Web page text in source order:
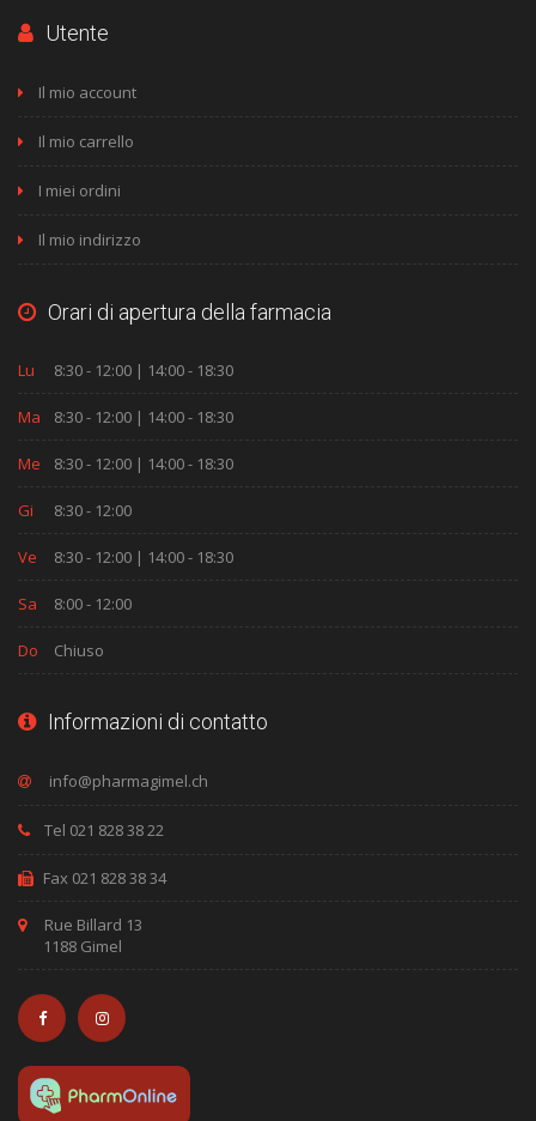
Utente
Il mio account
Il mio carrello
I miei ordini
Il mio indirizzo
Orari di apertura della farmacia
Lu 8:30 - 12:00 | 14:00 - 18:30
Ma 8:30 - 12:00 | 14:00 - 18:30
Me 8:30 - 12:00 | 14:00 - 18:30
Gi 8:30 - 12:00
Ve 8:30 - 12:00 | 14:00 - 18:30
Sa 8:00 - 12:00
Do Chiuso
Informazioni di contatto
Tel 021 828 38 22
Fax 021 828 38 34
Rue Billard 13
1188 Gimel